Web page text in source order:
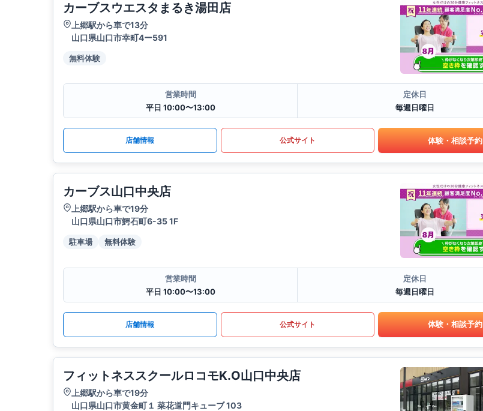
カーブスウエスタまるき湯田店
上郷駅から車で13分
山口県山口市幸町4ー591
無料体験
営業時間
平日 10:00〜13:00
定休日
毎週日曜日
店舗情報 公式サイト 体験・相談予約
カーブス山口中央店
上郷駅から車で19分
山口県山口市鰐石町6-35 1F
駐車場 無料体験
営業時間
平日 10:00〜13:00
定休日
毎週日曜日
店舗情報 公式サイト 体験・相談予約
フィットネススクールロコモK.O山口中央店
上郷駅から車で19分
山口県山口市黄金町１ 菜花道門キューブ 103